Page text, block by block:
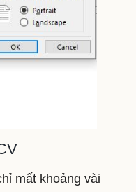
mất khoảng vài